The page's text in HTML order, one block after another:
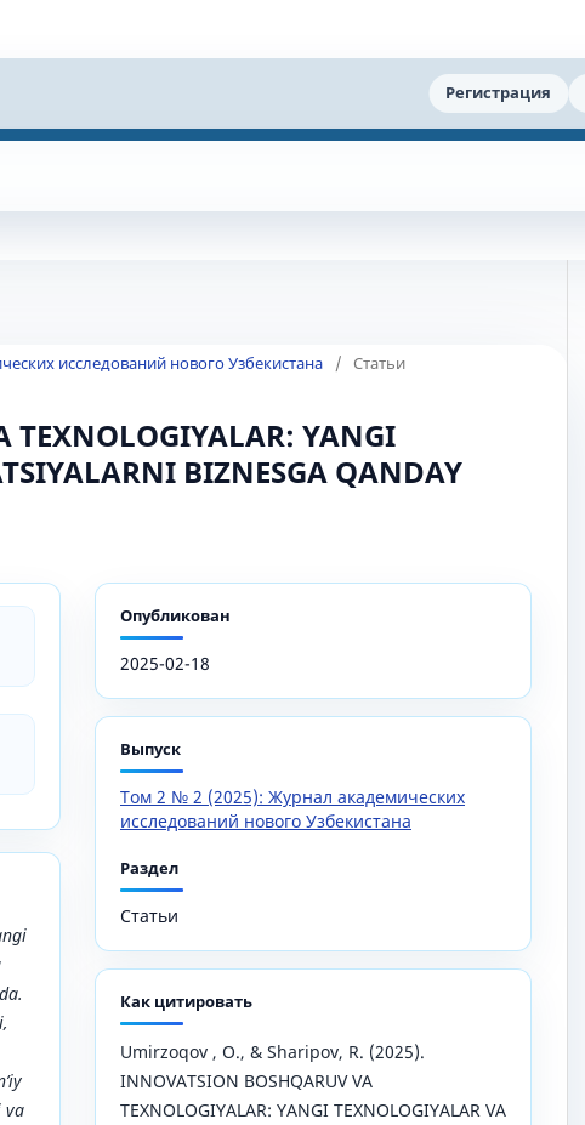
Регистрация
исследований нового Узбекистана / Статьи
TEXNOLOGIYALAR: YANGI
BIZNESGA QANDAY
va
Опубликован
2025-02-18
Выпуск
Том 2 № 2 (2025): Журнал академических
исследований нового Узбекистана
Раздел
Статьи
Как цитировать
Umirzoqov , O., & Sharipov, R. (2025).
INNOVATSION BOSHQARUV VA
TEXNOLOGIYALAR: YANGI TEXNOLOGIYALAR VA